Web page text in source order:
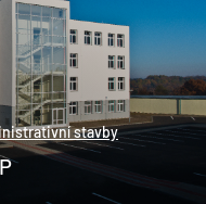
stavby